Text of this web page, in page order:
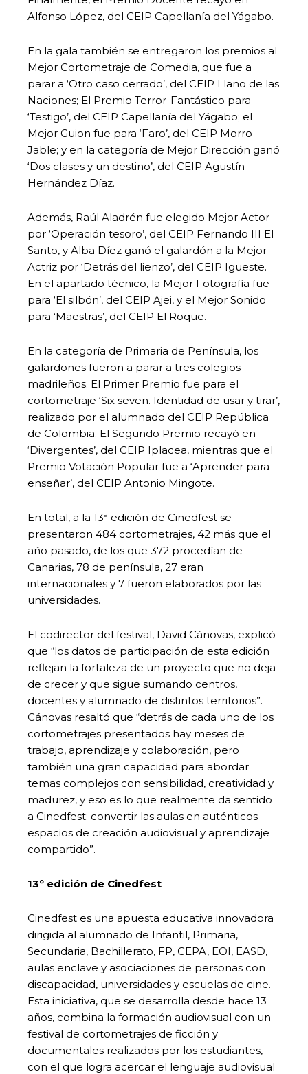
Alfonso López, del CEIP Capellanía del Yágabo.
En la gala también se entregaron los premios al
Mejor Cortometraje de Comedia, que fue a
parar a ‘Otro caso cerrado’, del CEIP Llano de las
Naciones; El Premio Terror-Fantástico para
‘Testigo’, del CEIP Capellanía del Yágabo; el
Mejor Guion fue para ‘Faro’, del CEIP Morro
Jable; y en la categoría de Mejor Dirección ganó
‘Dos clases y un destino’, del CEIP Agustín
Hernández Díaz.
Además, Raúl Aladrén fue elegido Mejor Actor
por ‘Operación tesoro’, del CEIP Fernando III El
Santo, y Alba Díez ganó el galardón a la Mejor
Actriz por ‘Detrás del lienzo’, del CEIP Igueste.
En el apartado técnico, la Mejor Fotografía fue
para ‘El silbón’, del CEIP Ajei, y el Mejor Sonido
para ‘Maestras’, del CEIP El Roque.
En la categoría de Primaria de Península, los
galardones fueron a parar a tres colegios
madrileños. El Primer Premio fue para el
cortometraje ‘Six seven. Identidad de usar y tirar’,
realizado por el alumnado del CEIP República
de Colombia. El Segundo Premio recayó en
‘Divergentes’, del CEIP Iplacea, mientras que el
Premio Votación Popular fue a ‘Aprender para
enseñar’, del CEIP Antonio Mingote.
En total, a la 13ª edición de Cinedfest se
presentaron 484 cortometrajes, 42 más que el
año pasado, de los que 372 procedían de
Canarias, 78 de península, 27 eran
internacionales y 7 fueron elaborados por las
universidades.
El codirector del festival, David Cánovas, explicó
que “los datos de participación de esta edición
reflejan la fortaleza de un proyecto que no deja
de crecer y que sigue sumando centros,
docentes y alumnado de distintos territorios”.
Cánovas resaltó que “detrás de cada uno de los
cortometrajes presentados hay meses de
trabajo, aprendizaje y colaboración, pero
también una gran capacidad para abordar
temas complejos con sensibilidad, creatividad y
madurez, y eso es lo que realmente da sentido
a Cinedfest: convertir las aulas en auténticos
espacios de creación audiovisual y aprendizaje
compartido”.
13º edición de Cinedfest
Cinedfest es una apuesta educativa innovadora
dirigida al alumnado de Infantil, Primaria,
Secundaria, Bachillerato, FP, CEPA, EOI, EASD,
aulas enclave y asociaciones de personas con
discapacidad, universidades y escuelas de cine.
Esta iniciativa, que se desarrolla desde hace 13
años, combina la formación audiovisual con un
festival de cortometrajes de ficción y
documentales realizados por los estudiantes,
con el que logra acercar el lenguaje audiovisual